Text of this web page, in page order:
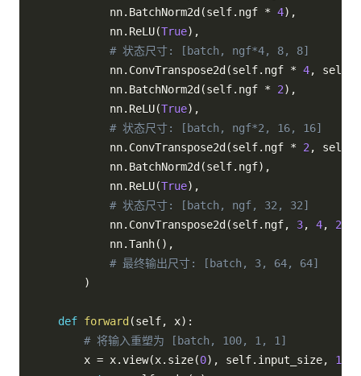
            nn
. BatchNorm2d (self. ngf * 4) ,
            nn
. ReLU(True) ,
# 状态尺寸: [batch, ngf*4, 8, 8]
            nn
. ConvTranspose2d (self. ngf * 4, self
            nn
. BatchNorm2d (self. ngf * 2) ,
            nn
. ReLU(True) ,
# 状态尺寸: [batch, ngf*2, 16, 16]
            nn
. ConvTranspose2d (self. ngf * 2 , self
            nn
. BatchNorm2d (self. ngf) ,
            nn
. ReLU(True) ,
# 状态尺寸: [batch, ngf, 32, 32]
            nn
. ConvTranspose2d (self. ngf, 3, 4, 2
            nn
.Tanh( ) ,
# 最终输出尺寸: [batch, 3, 64, 64]
)
def forward (self, x) :
# 将输入重塑为 [batch, 100, 1, 1]
        x
= x.view(x. size(0) , self. input_size, 1